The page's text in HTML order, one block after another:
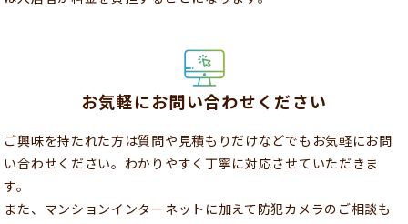
お気軽にお問い合わせください
ご興味を持たれた方は質問や見積もりだけなどでもお気軽にお問
い合わせください。わかりやすく丁寧に対応させていただきま
す。
また、マンションインターネットに加えて防犯カメラのご相談も